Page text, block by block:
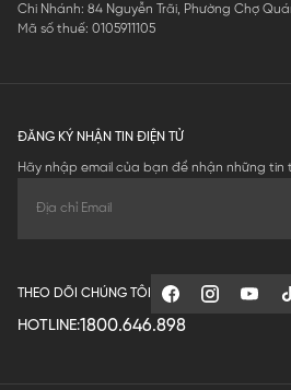
Chi Nhánh: 84 Nguyễn Trãi, Phường Chợ
Mã số thuế: 0105911105
ĐĂNG KÝ NHẬN TIN ĐIỆN TỬ
Hãy nhập email của bạn để nhận những
THEO DÕI CHÚNG TÔI
HOTLINE:1800.646.898